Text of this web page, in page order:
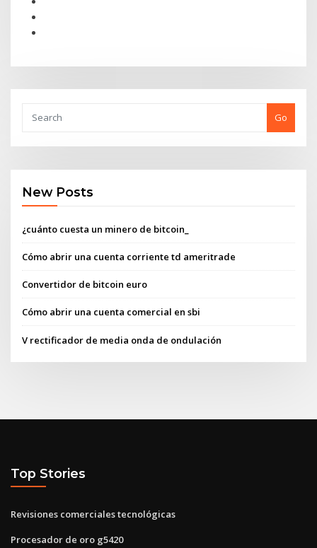
Go
New Posts
¿cuánto cuesta un minero de bitcoin_
Cómo abrir una cuenta corriente td ameritrade
Convertidor de bitcoin euro
Cómo abrir una cuenta comercial en sbi
V rectificador de media onda de ondulación
Top Stories
Revisiones comerciales tecnológicas
Procesador de oro g5420